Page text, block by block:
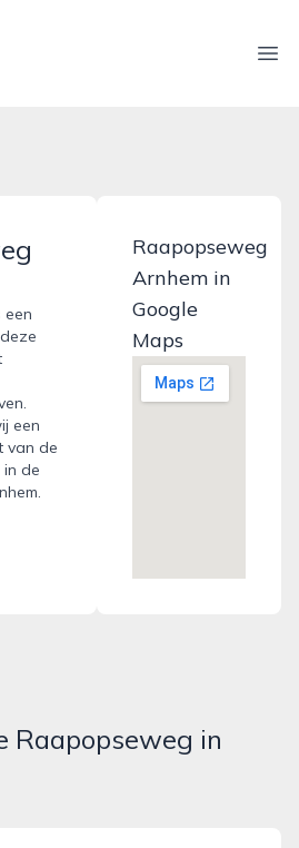
een
een
van de
in de
Raapopseweg
Arnhem in
Google
Maps
Raapopseweg in